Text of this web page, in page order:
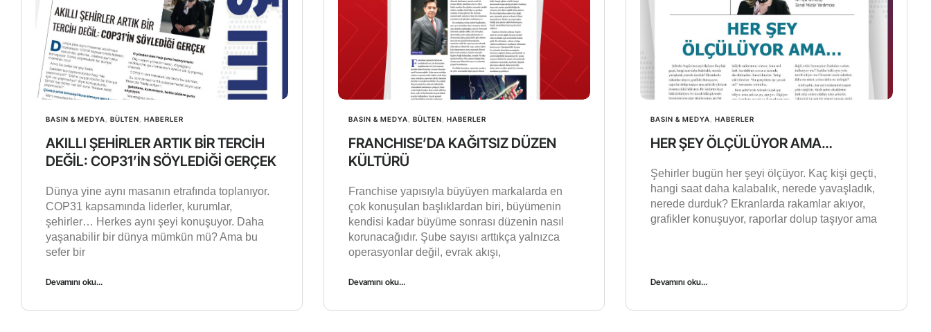
BASIN & MEDYA BÜLTEN HABERLER
AKILLI ŞEHİRLER ARTIK BİR TERCİH
DEĞİL: COP31’İN SÖYLEDİĞİ GERÇEK
Dünya yine aynı masanın etrafında toplanıyor.
COP31 kapsamında liderler, kurumlar,
şehirler… Herkes aynı şeyi konuşuyor. Daha
yaşanabilir bir dünya mümkün mü? Ama bu
sefer bir
Devamını oku...
BASIN & MEDYA BÜLTEN HABERLER
FRANCHISE’DA KAĞITSIZ DÜZEN
KÜLTÜRÜ
Franchise yapısıyla büyüyen markalarda en
çok konuşulan başlıklardan biri, büyümenin
kendisi kadar büyüme sonrası düzenin nasıl
korunacağıdır. Şube sayısı arttıkça yalnızca
operasyonlar değil, evrak akışı,
Devamını oku...
BASIN & MEDYA ,HABERLER
HER ŞEY ÖLÇÜLÜYOR AMA…
Şehirler bugün her şeyi ölçüyor. Kaç kişi geçti,
hangi saat daha kalabalık, nerede yavaşladık,
nerede durduk? Ekranlarda rakamlar akıyor,
grafikler konuşuyor, raporlar dolup taşıyor ama
Devamını oku...